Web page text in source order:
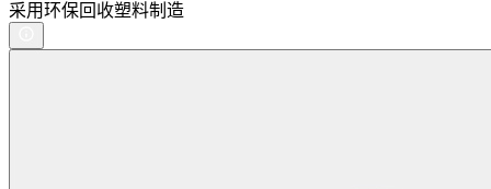
采用环保回收塑料制造